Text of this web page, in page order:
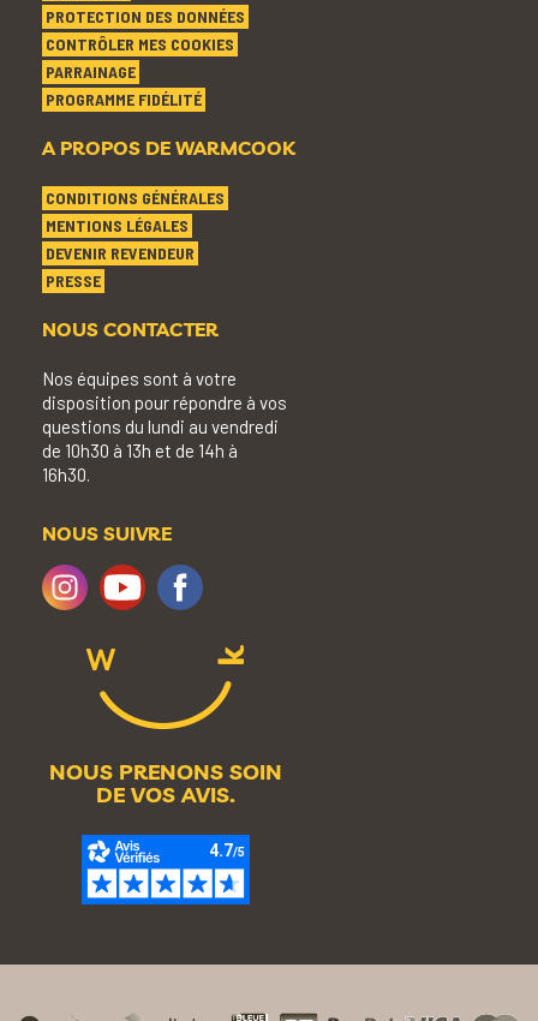
PROTECTION DES DONNÉES
CONTRÔLER MES COOKIES
PARRAINAGE
PROGRAMME FIDÉLITÉ
A PROPOS DE WARMCOOK
CONDITIONS GÉNÉRALES
MENTIONS LÉGALES
DEVENIR REVENDEUR
PRESSE
NOUS CONTACTER
Nos équipes sont à votre
disposition pour répondre à vos
questions du lundi au vendredi
de 10h30 à 13h et de 14h à
16h30.
NOUS SUIVRE
NOUS PRENONS SOIN
DE VOS AVIS.